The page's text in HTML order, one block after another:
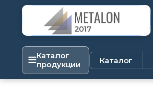
Каталог
продукции
Каталог